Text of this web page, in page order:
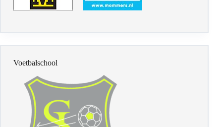
Voetbalschool